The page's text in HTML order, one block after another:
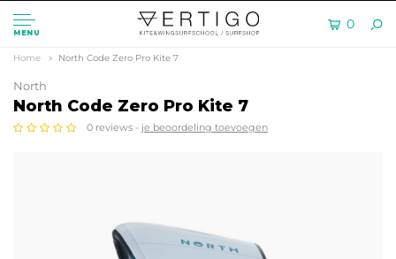
MENU
0
Home North Code Zero Pro Kite 7
North
North Code Zero Pro Kite 7
0 reviews - je beoordeling toevoegen